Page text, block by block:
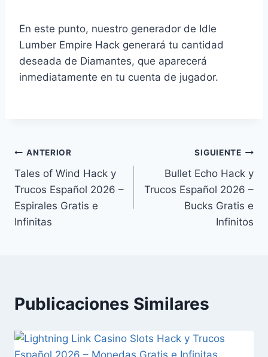
En este punto, nuestro generador de Idle
Lumber Empire Hack generará tu cantidad
deseada de Diamantes, que aparecerá
inmediatamente en tu cuenta de jugador.
Navegación
de
entradas
ANTERIOR
Tales of Wind Hack y
Trucos Español 2026 –
Espirales Gratis e
Infinitas
SIGUIENTE
Bullet Echo Hack y
Trucos Español 2026 –
Bucks Gratis e
Infinitos
Publicaciones Similares